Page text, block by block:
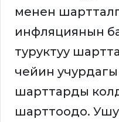
менен
инфляциянын
туруктуу
чейин
шарттарды
шарттоодо.